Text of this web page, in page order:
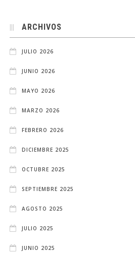
ARCHIVOS
JULIO 2026
JUNIO 2026
MAYO 2026
MARZO 2026
FEBRERO 2026
DICIEMBRE 2025
OCTUBRE 2025
SEPTIEMBRE 2025
AGOSTO 2025
JULIO 2025
JUNIO 2025